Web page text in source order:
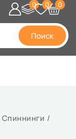
Поиск
0 0 0
Спиннинги